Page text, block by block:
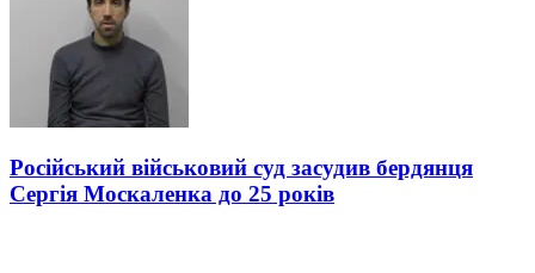
Російський військовий суд засудив бердянця
Сергія Москаленка до 25 років